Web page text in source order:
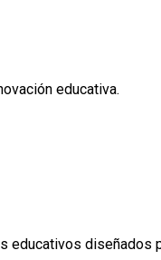
educativa.
educativos diseñados